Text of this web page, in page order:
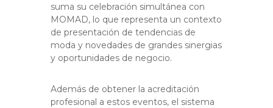
suma su celebración simultánea con
MOMAD, lo que representa un contexto
de presentación de tendencias de
moda y novedades de grandes sinergias
y oportunidades de negocio.
Además de obtener la acreditación
profesional a estos eventos, el sistema